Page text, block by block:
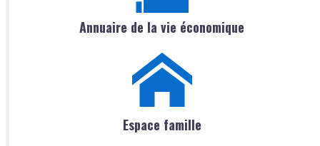
Annuaire de la vie économique
Espace famille